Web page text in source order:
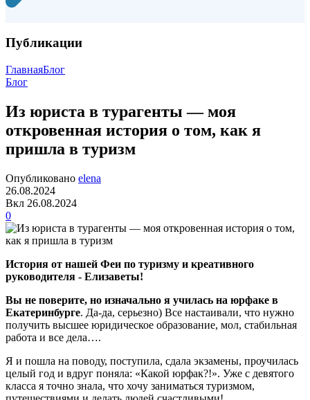
Публикации
ГлавнаяБлог
Блог
Из юриста в турагенты — моя
откровенная история о том, как я
пришла в туризм
Опубликовано elena
26.08.2024
Вкл 26.08.2024
0
История от нашей Феи по туризму и креативного
руководителя - Елизаветы!
Вы не поверите, но изначально я училась на юрфаке в
Екатеринбурге. Да-да, серьезно) Все настаивали, что нужно
получить высшее юридическое образование, мол, стабильная
работа и все дела….
Я и пошла на поводу, поступила, сдала экзамены, проучилась
целый год и вдруг поняла: «Какой юрфак?!». Уже с девятого
класса я точно знала, что хочу заниматься туризмом,